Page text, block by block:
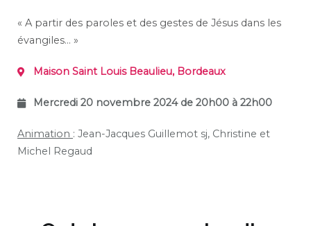
« A partir des paroles et des gestes de Jésus dans les
évangiles… »
Maison Saint Louis Beaulieu, Bordeaux
Mercredi 20 novembre 2024 de 20h00 à 22h00
Animation : Jean-Jacques Guillemot sj, Christine et
Michel Regaud